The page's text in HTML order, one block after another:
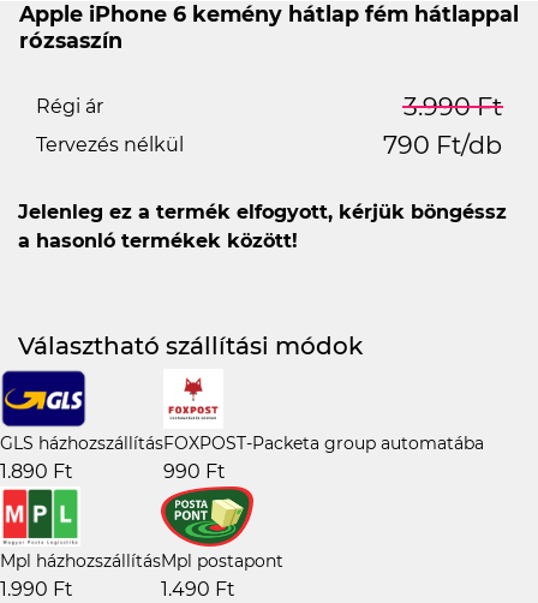
Apple iPhone 6 kemény hátlap fém hátlappal
rózsaszín
Régi ár 3.990 Ft
Tervezés nélkül 790 Ft/db
Jelenleg ez a termék elfogyott, kérjük böngéssz
a hasonló termékek között!
Választható szállítási módok
GLS házhozszállítás
1.890 Ft
FOXPOST-Packeta group automatába
990 Ft
Mpl házhozszállítás
1.990 Ft
Mpl postapont
1.490 Ft